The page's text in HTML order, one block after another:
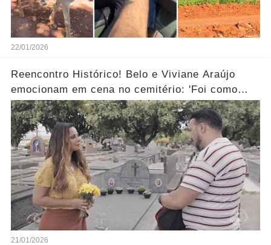
22/01/2026
Reencontro Histórico! Belo e Viviane Araújo
emocionam em cena no cemitério: 'Foi como
reviver nosso passado'... Ver mais
21/01/2026